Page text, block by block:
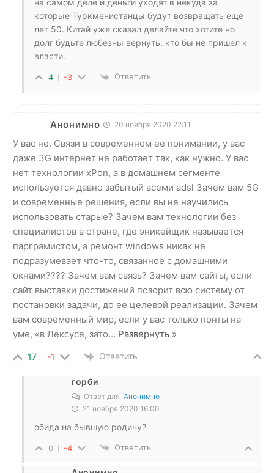
на самом деле и деньги уходят в некуда за
которые Туркменистанцы будут возвращать еще
лет 50. Китай уже сказал делайте что хотите но
долг будьте любезны вернуть, кто бы не пришел к
власти.
4 -3 Ответить
Анонимно 20 ноября 2020 22:11
У вас не. Связи в современном ее понимании, у вас
даже 3G интернет не работает так, как нужно. У вас
нет технологии xPon, а в домашнем сегменте
используется давно забытый всеми adsl Зачем вам 5G
и современные решения, если вы не научились
использовать старые? Зачем вам технологии без
специалистов в стране, где эникейщик называется
парграмистом, а ремонт windows никак не
подразумевает что-то, связанное с домашними
окнами???? Зачем вам связь? Зачем вам сайты, если
сайт выставки достижений позорит всю систему от
постановки задачи, до ее целевой реализации. Зачем
вам современный мир, если у вас только понты на
уме, «в Лексусе, зато… Развернуть »
17 -1 Ответить
горби
Ответ для Анонимно
21 ноября 2020 16:00
обида на бывшую родину?
0 -4 Ответить